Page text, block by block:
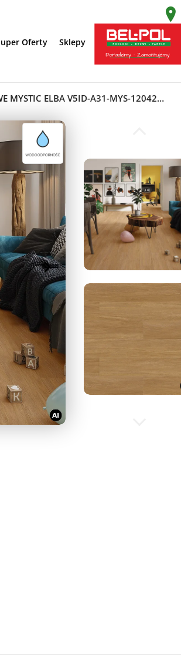
Oferty Sklepy
PANELE WINYLOWE MYSTIC ELBA V5ID-A31-MYS-12042M-142S KLASA 31 4.2 MM